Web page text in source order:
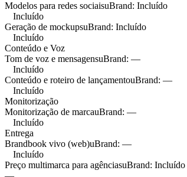
Modelos para redes sociaisuBrand: Incluído
Incluído
Geração de mockupsuBrand: Incluído
Incluído
Conteúdo e Voz
Tom de voz e mensagensuBrand: —
Incluído
Conteúdo e roteiro de lançamentouBrand: —
Incluído
Monitorização
Monitorização de marcauBrand: —
Incluído
Entrega
Brandbook vivo (web)uBrand: —
Incluído
Preço multimarca para agênciasuBrand: Incluído